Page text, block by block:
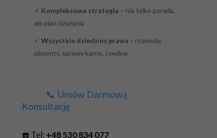
✓ Kompleksowa strategia – nie tylko porada,
ale plan działania
✓ Wszystkie dziedziny prawa – rozwody,
alimenty, sprawy karne, cywilne
📞 Umów Darmową
Konsultację
☎️ Tel: +48 530 834 077